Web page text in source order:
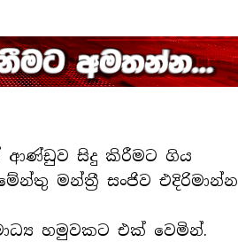
ආණ්ඩුව සිදු කිරීමට ගිය
මන්ත්‍රී සංජිව එදිරිමාන්න
හමුවකට එක් වෙමින්.